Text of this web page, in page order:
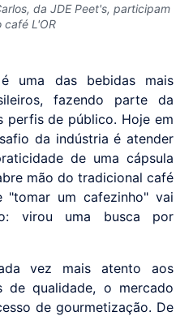
da JDE Peet's, participam
café L'OR
uma das bebidas mais
fazendo parte da
perfis de público. Hoje em
da indústria é atender
de uma cápsula
mão do tradicional café
um cafezinho" vai
virou uma busca por
vez mais atento aos
de qualidade, o mercado
de gourmetização. De